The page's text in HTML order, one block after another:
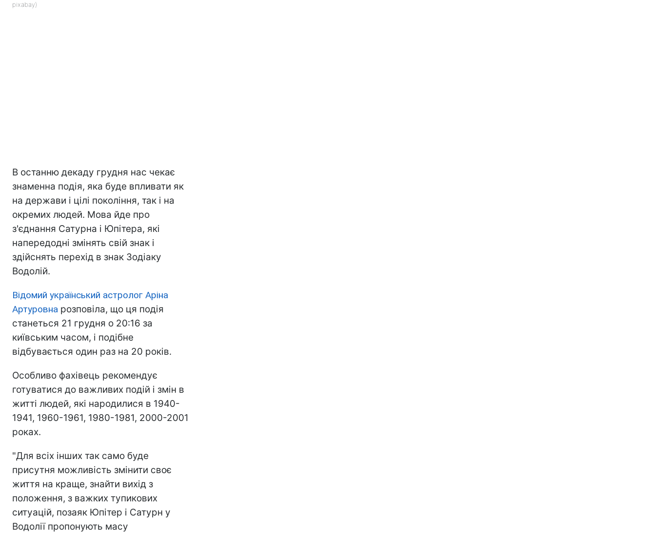
pixabay)
В останню декаду грудня нас чекає
знаменна подія, яка буде впливати як
на держави і цілі покоління, так і на
окремих людей. Мова йде про
з'єднання Сатурна і Юпітера, які
напередодні змінять свій знак і
здійснять перехід в знак Зодіаку
Водолій.
Відомий український астролог Аріна
Артуровна розповіла, що ця подія
станеться 21 грудня о 20:16 за
київським часом, і подібне
відбувається один раз на 20 років.
Особливо фахівець рекомендує
готуватися до важливих подій і змін в
житті людей, які народилися в 1940-
1941, 1960-1961, 1980-1981, 2000-2001
роках.
"Для всіх інших так само буде
присутня можливість змінити своє
життя на краще, знайти вихід з
положення, з важких тупикових
ситуацій, позаяк Юпітер і Сатурн у
Водолії пропонують масу